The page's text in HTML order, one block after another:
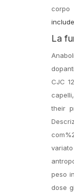
La
CJC
their
peso
dose